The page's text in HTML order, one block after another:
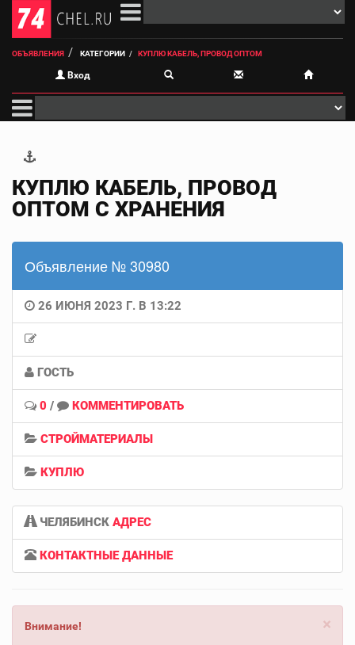
ОБЪЯВЛЕНИЯ КАТЕГОРИИ КУПЛЮ КАБЕЛЬ, ПРОВОД ОПТОМ
Вход
КУПЛЮ КАБЕЛЬ, ПРОВОД
ОПТОМ С ХРАНЕНИЯ
Объявление № 30980
26 ИЮНЯ 2023 Г. В 13:22
ГОСТЬ
0 / КОММЕНТИРОВАТЬ
СТРОЙМАТЕРИАЛЫ
КУПЛЮ
ЧЕЛЯБИНСК АДРЕС
КОНТАКТНЫЕ ДАННЫЕ
×
Внимание!